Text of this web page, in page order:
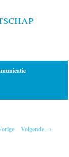
Volgende →